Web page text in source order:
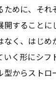
めに、それ
開することに
く、はじめ
く形にシフ
からストロ